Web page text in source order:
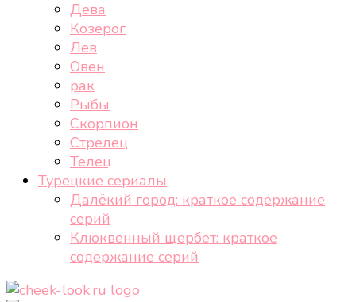
Дева
Козерог
Лев
Овен
рак
Рыбы
Скорпион
Стрелец
Телец
Турецкие сериалы
Далёкий город: краткое содержание
серий
Клюквенный щербет: краткое
содержание серий